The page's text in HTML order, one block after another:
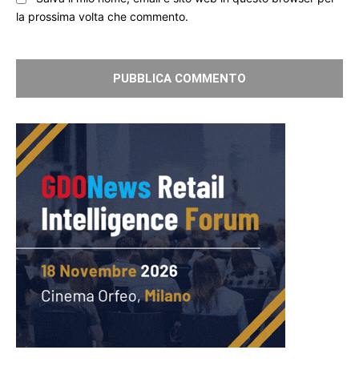
la prossima volta che commento.